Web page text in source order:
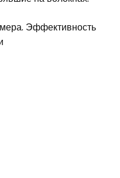
Эффективность